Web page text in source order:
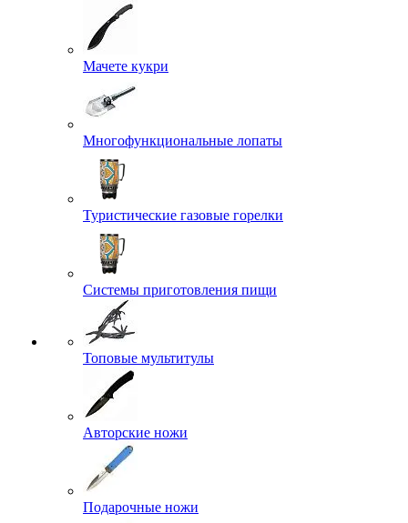
Мачете кукри
Многофункциональные лопаты
Туристические газовые горелки
Системы приготовления пищи
Топовые мультитулы
Авторские ножи
Подарочные ножи